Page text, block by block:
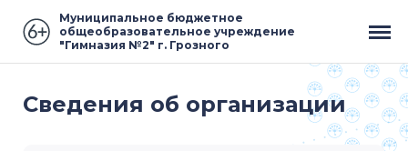
Муниципальное бюджетное
общеобразовательное учреждение
"Гимназия №2" г. Грозного
Сведения об организации